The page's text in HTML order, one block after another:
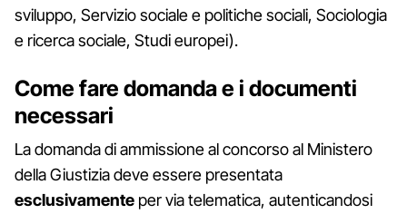
sviluppo, Servizio sociale e politiche sociali, Sociologia
e ricerca sociale, Studi europei).
Come fare domanda e i documenti
necessari
La domanda di ammissione al concorso al Ministero
della Giustizia deve essere presentata
esclusivamente per via telematica, autenticandosi